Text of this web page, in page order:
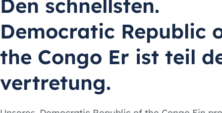
Den schnellsten.
Democratic Republic
the Congo Er ist teil
vertretung.